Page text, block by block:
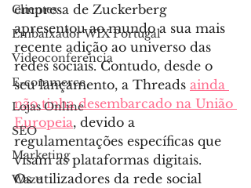
Clientes
Embaixador WIX Portugal
Videoconferencia
E-commerce
Lojas Online
SEO
Marketing
Waze
empresa de Zuckerberg
apresentou ao mundo a sua mais
recente adição ao universo das
redes sociais. Contudo, desde o
seu lançamento, a Threads ainda
não tinha desembarcado na União
Europeia, devido a
regulamentações específicas que
visam as plataformas digitais.
Os utilizadores da rede social